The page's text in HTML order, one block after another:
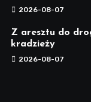
2026-08-07
Z aresztu do
kradzieży
2026-08-07